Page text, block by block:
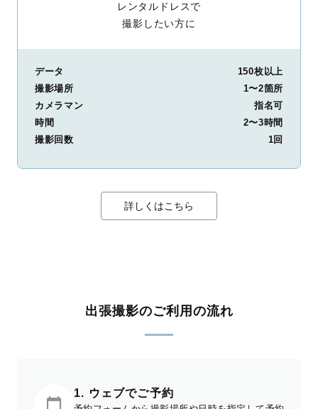
レンタルドレスで
撮影したい方に
データ
150枚以上
撮影場所
1〜2箇所
カメラマン
指名可
時間
2〜3時間
撮影回数
1回
詳しくはこちら
出張撮影のご利用の流れ
1. ウェブでご予約